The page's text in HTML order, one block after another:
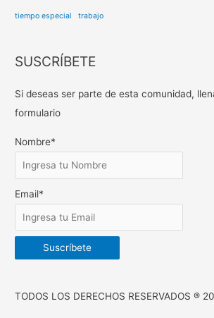
tiempo especial trabajo
SUSCRÍBETE
Si deseas ser parte de esta comunidad,
formulario
Nombre*
Email*
TODOS LOS DERECHOS RESERVADOS ®